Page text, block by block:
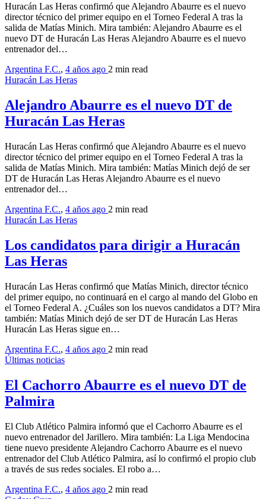
Huracán Las Heras confirmó que Alejandro Abaurre es el nuevo
director técnico del primer equipo en el Torneo Federal A tras la
salida de Matías Minich. Mira también: Alejandro Abaurre es el
nuevo DT de Huracán Las Heras Alejandro Abaurre es el nuevo
entrenador del…
Argentina F.C., 4 años ago 2 min read
Huracán Las Heras
Alejandro Abaurre es el nuevo DT de
Huracán Las Heras
Huracán Las Heras confirmó que Alejandro Abaurre es el nuevo
director técnico del primer equipo en el Torneo Federal A tras la
salida de Matías Minich. Mira también: Matías Minich dejó de ser
DT de Huracán Las Heras Alejandro Abaurre es el nuevo
entrenador del…
Argentina F.C., 4 años ago 2 min read
Huracán Las Heras
Los candidatos para dirigir a Huracán
Las Heras
Huracán Las Heras confirmó que Matías Minich, director técnico
del primer equipo, no continuará en el cargo al mando del Globo en
el Torneo Federal A. ¿Cuáles son los nuevos candidatos a DT? Mira
también: Matías Minich dejó de ser DT de Huracán Las Heras
Huracán Las Heras sigue en…
Argentina F.C., 4 años ago 2 min read
Últimas noticias
El Cachorro Abaurre es el nuevo DT de
Palmira
El Club Atlético Palmira informó que el Cachorro Abaurre es el
nuevo entrenador del Jarillero. Mira también: La Liga Mendocina
tiene nuevo presidente Alejandro Cachorro Abaurre es el nuevo
entrenador del Club Atlético Palmira, así lo confirmó el propio club
a través de sus redes sociales. El robo a…
Argentina F.C., 4 años ago 2 min read